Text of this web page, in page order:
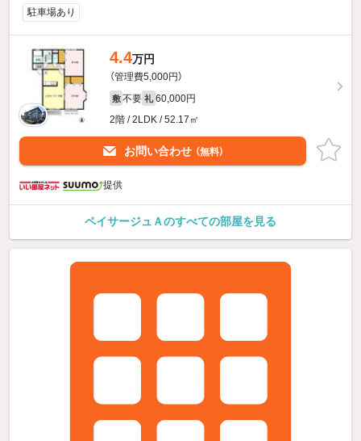
駐車場あり
4.4万円
（管理費5,000円）
敷 不要 礼 60,000円
2階 / 2LDK / 52.17㎡
お問い合わせ （無料）
提供
ペイサージュＡのすべての部屋を見る